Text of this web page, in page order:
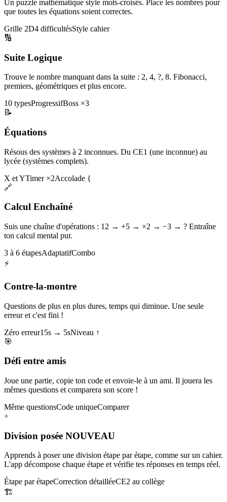
Un puzzle mathématique style mots-croisés. Place les nombres pour
que toutes les équations soient correctes.
Grille 2D4 difficultésStyle cahier
🔢
Suite Logique
Trouve le nombre manquant dans la suite : 2, 4, ?, 8. Fibonacci,
premiers, géométriques et plus encore.
10 typesProgressifBoss ×3
📝
Équations
Résous des systèmes à 2 inconnues. Du CE1 (une inconnue) au
lycée (systèmes complets).
X et YTimer ×2Accolade {
🔗
Calcul Enchaîné
Suis une chaîne d'opérations : 12 → +5 → ×2 → −3 → ? Entraîne
ton calcul mental pur.
3 à 6 étapesAdaptatifCombo
⚡
Contre-la-montre
Questions de plus en plus dures, temps qui diminue. Une seule
erreur et c'est fini !
Zéro erreur15s → 5sNiveau ↑
🎯
Défi entre amis
Joue une partie, copie ton code et envoie-le à un ami. Il jouera les
mêmes questions et comparera son score !
Même questionsCode uniqueComparer
÷
Division posée NOUVEAU
Apprends à poser une division étape par étape, comme sur un cahier.
L'app décompose chaque étape et vérifie tes réponses en temps réel.
Étape par étapeCorrection détailléeCE2 au collège
🏗️